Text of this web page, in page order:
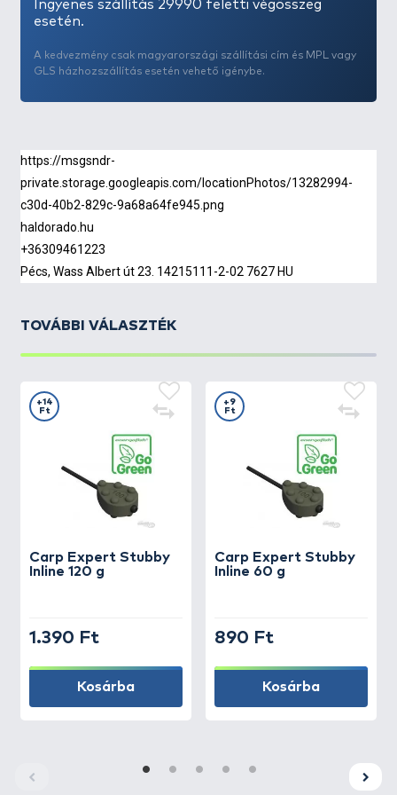
A külső bevonatának köszönhetően teljesen
gyanakvást a legóvatosabb pontyokban sem.
A forgóval való ellátottságának köszönhetően,
vagy fixen megütköztetett.
A legtöbb tavon kötelező elhagyós szerelékek
elkészítéséhez kiváló alternatíva.
Bányatavakra is ajánlott változat.
Ingyenes szállítás 29990 feletti végösszeg
esetén.
A kedvezmény csak magyarországi szállítási cím és MPL vagy
GLS házhozszállítás esetén vehető igénybe.
TOVÁBBI VÁLASZTÉK
Carp Expert Stubby
Inline 120 g
+14
Ft
1.390 Ft
Kosárba
Carp Expert Stubby
Inline 60 g
+9
Ft
890 Ft
Kosárba